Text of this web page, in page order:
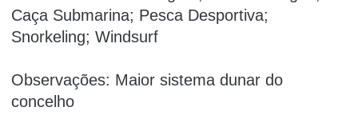
Caça Submarina; Pesca Desportiva;
Snorkeling; Windsurf
Observações: Maior sistema dunar do
concelho